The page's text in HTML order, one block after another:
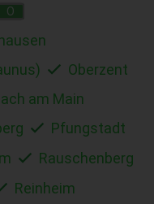
O
Oberzent
am Main
Pfungstadt
Rauschenberg
Reinheim